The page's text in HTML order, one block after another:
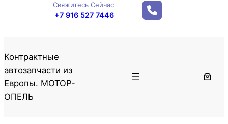
Свяжитесь Сейчас
+7 916 527 7446
Контрактные
автозапчасти из
Европы. МОТОР-
ОПЕЛЬ